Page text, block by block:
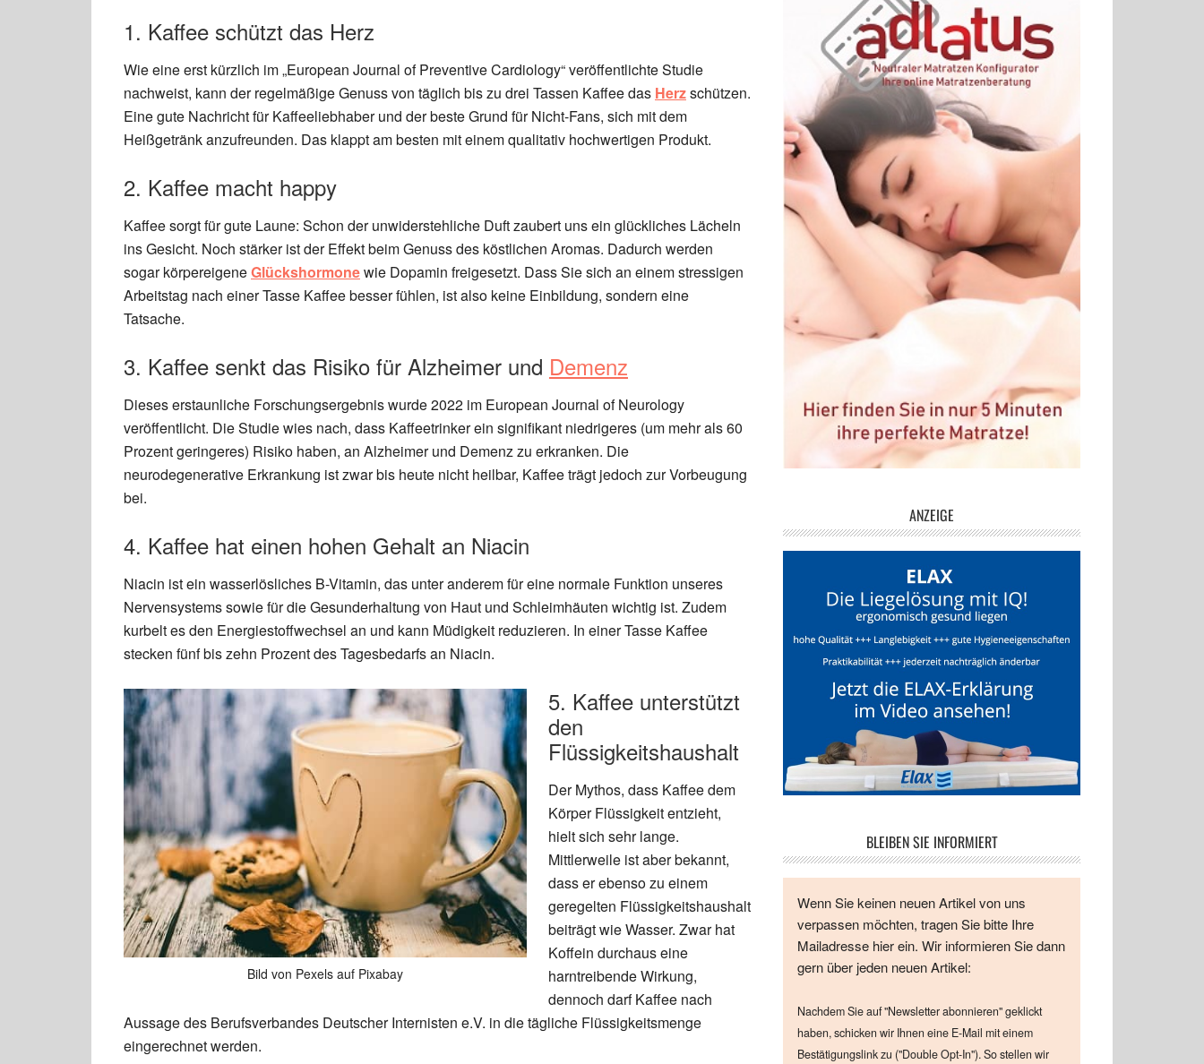
1. Kaffee schützt das Herz
Wie eine erst kürzlich im „European Journal of Preventive Cardiology“ veröffentlichte Studie
nachweist, kann der regelmäßige Genuss von täglich bis zu drei Tassen Kaffee das Herzschützen.
Eine gute Nachricht für Kaffeeliebhaber und der beste Grund für Nicht-Fans, sich mit dem
Heißgetränk anzufreunden. Das klappt am besten mit einem qualitativ hochwertigen Produkt.
2. Kaffee macht happy
Kaffee sorgt für gute Laune: Schon der unwiderstehliche Duft zaubert uns ein glückliches Lächeln
ins Gesicht. Noch stärker ist der Effekt beim Genuss des köstlichen Aromas. Dadurch werden
sogar körpereigeneGlückshormonewie Dopamin freigesetzt. Dass Sie sich an einem stressigen
Arbeitstag nach einer Tasse Kaffee besser fühlen, ist also keine Einbildung, sondern eine
Tatsache.
3. Kaffee senkt das Risiko für Alzheimer und Demenz
Dieses erstaunliche Forschungsergebnis wurde 2022 im European Journal of Neurology
veröffentlicht. Die Studie wies nach, dass Kaffeetrinker ein signifikant niedrigeres (um mehr als 60
Prozent geringeres) Risiko haben, an Alzheimer und Demenz zu erkranken. Die
neurodegenerative Erkrankung ist zwar bis heute nicht heilbar, Kaffee trägt jedoch zur Vorbeugung
bei.
4. Kaffee hat einen hohen Gehalt an Niacin
Niacin ist ein wasserlösliches B-Vitamin, das unter anderem für eine normale Funktion unseres
Nervensystems sowie für die Gesunderhaltung von Haut und Schleimhäuten wichtig ist. Zudem
kurbelt es den Energiestoffwechsel an und kann Müdigkeit reduzieren. In einer Tasse Kaffee
stecken fünf bis zehn Prozent des Tagesbedarfs an Niacin.
Bild von Pexels auf Pixabay
5. Kaffee unterstützt
den
Flüssigkeitshaushalt
Der Mythos, dass Kaffee dem
Körper Flüssigkeit entzieht,
hielt sich sehr lange.
Mittlerweile ist aber bekannt,
dass er ebenso zu einem
geregelten Flüssigkeitshaushalt
beiträgt wie Wasser. Zwar hat
Koffein durchaus eine
harntreibende Wirkung,
dennoch darf Kaffee nach
Aussage des Berufsverbandes Deutscher Internisten e.V. in die tägliche Flüssigkeitsmenge
eingerechnet werden.
ANZEIGE
BLEIBEN SIE INFORMIERT
Wenn Sie keinen neuen Artikel von uns
verpassen möchten, tragen Sie bitte Ihre
Mailadresse hier ein. Wir informieren Sie dann
gern über jeden neuen Artikel:
Nachdem Sie auf "Newsletter abonnieren" geklickt
haben, schicken wir Ihnen eine E-Mail mit einem
Bestätigungslink zu ("Double Opt-In"). So stellen wir